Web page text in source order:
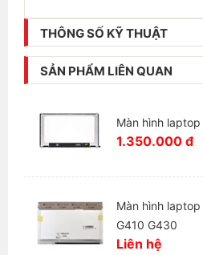
Laptop Hải Đăng - Chuyên
laptop
+ Số hotline:0972346663 -
https://
THÔNG SỐ KỸ THUẬT
SẢN PHẨM LIÊN QUAN
Màn hình
1.350.000 đ
Màn hình
G410 G430
Liên hệ